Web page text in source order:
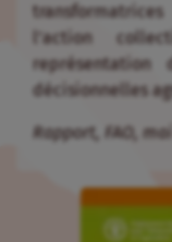
l’action
représentation
décisionnelles
Rapport, FAO, mai